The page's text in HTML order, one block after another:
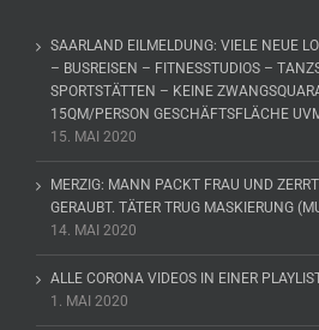
SAARLAND EILMELDUNG: VIELE NEUE
– BUSREISEN – FITNESSTUDIOS –
SPORTSTÄTTEN – KEINE
15QM/PERSON GESCHÄFTSFLÄCHE
15. MAI 2020
MERZIG: MANN PACKT FRAU UND
GERAUBT. TÄTER TRUG MASKIERUNG
14. MAI 2020
ALLE CORONA VIDEOS IN EINER
1. MAI 2020